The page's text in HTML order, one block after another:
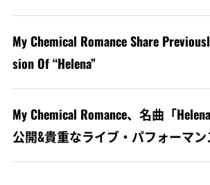
My Chemical Romance Share
sion Of “Helena”
My Chemical Romance、名曲「
公開&貴重なライブ・パフォーマン